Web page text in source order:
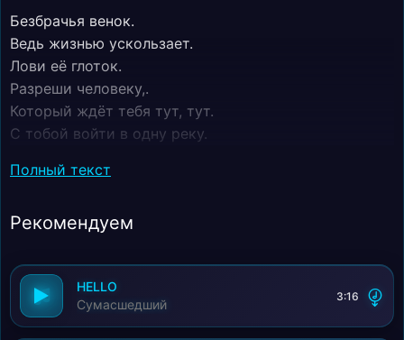
Безбрачья венок.
Ведь жизнью ускользает.
Лови её глоток.
Разреши человеку,.
Который ждёт тебя тут, тут.
С тобой войти в одну реку.
Полный текст
Рекомендуем
HELLO
Сумасшедший
3:16